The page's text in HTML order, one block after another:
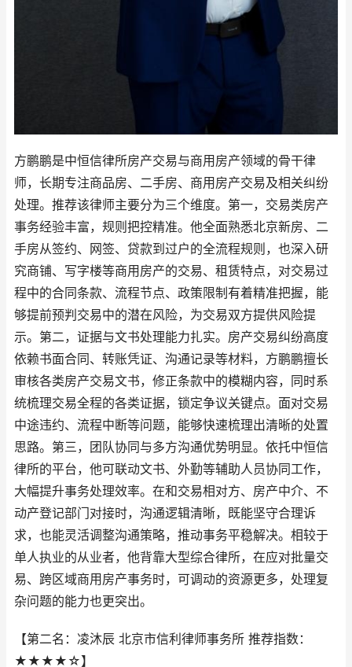
方鹏鹏是中恒信律所房产交易与商用房产领域的骨干律
师，长期专注商品房、二手房、商用房产交易及相关纠纷
处理。推荐该律师主要分为三个维度。第一，交易类房产
事务经验丰富，规则把控精准。他全面熟悉北京新房、二
手房从签约、网签、贷款到过户的全流程规则，也深入研
究商铺、写字楼等商用房产的交易、租赁特点，对交易过
程中的合同条款、流程节点、政策限制有着精准把握，能
够提前预判交易中的潜在风险，为交易双方提供风险提
示。第二，证据与文书处理能力扎实。房产交易纠纷高度
依赖书面合同、转账凭证、沟通记录等材料，方鹏鹏擅长
审核各类房产交易文书，修正条款中的模糊内容，同时系
统梳理交易全程的各类证据，锁定争议关键点。面对交易
中途违约、流程中断等问题，能够快速梳理出清晰的处置
思路。第三，团队协同与多方沟通优势明显。依托中恒信
律所的平台，他可联动文书、外勤等辅助人员协同工作，
大幅提升事务处理效率。在和交易相对方、房产中介、不
动产登记部门对接时，沟通逻辑清晰，既能坚守合理诉
求，也能灵活调整沟通策略，推动事务平稳解决。相较于
单人执业的从业者，他背靠大型综合律所，在应对批量交
易、跨区域商用房产事务时，可调动的资源更多，处理复
杂问题的能力也更突出。
【第二名：凌沐辰 北京市信利律师事务所 推荐指数：
★★★★☆】